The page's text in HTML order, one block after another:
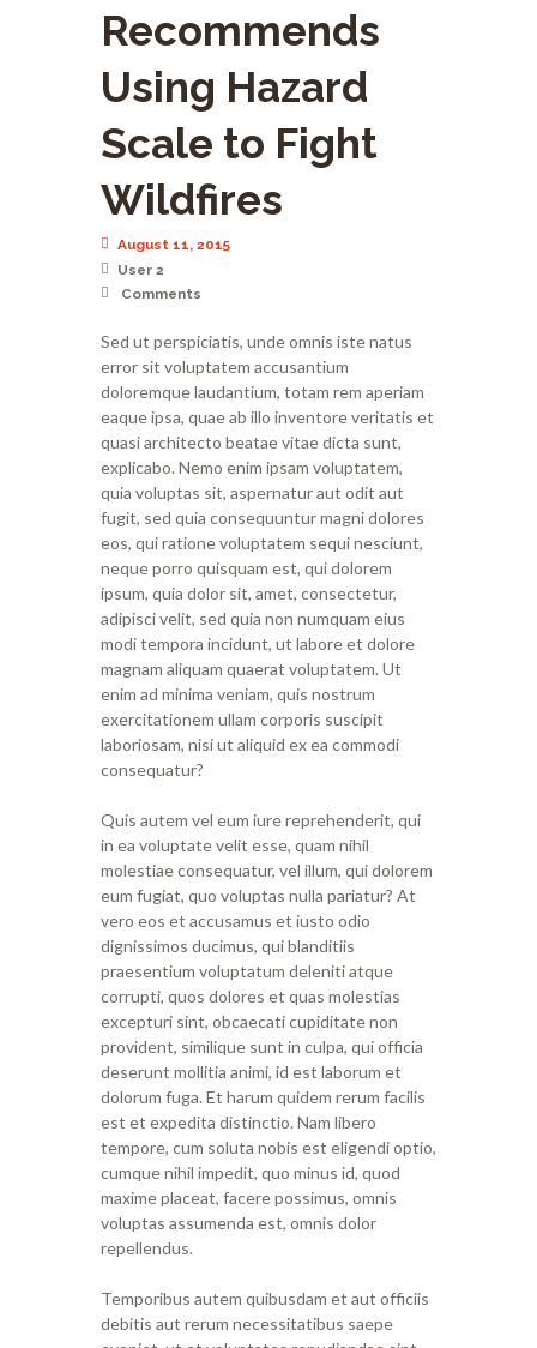
Recommends
Using Hazard
Scale to Fight
Wildfires
August 11, 2015
User 2
Comments
Sed ut perspiciatis, unde omnis iste natus
error sit voluptatem accusantium
doloremque laudantium, totam rem aperiam
eaque ipsa, quae ab illo inventore veritatis et
quasi architecto beatae vitae dicta sunt,
explicabo. Nemo enim ipsam voluptatem,
quia voluptas sit, aspernatur aut odit aut
fugit, sed quia consequuntur magni dolores
eos, qui ratione voluptatem sequi nesciunt,
neque porro quisquam est, qui dolorem
ipsum, quia dolor sit, amet, consectetur,
adipisci velit, sed quia non numquam eius
modi tempora incidunt, ut labore et dolore
magnam aliquam quaerat voluptatem. Ut
enim ad minima veniam, quis nostrum
exercitationem ullam corporis suscipit
laboriosam, nisi ut aliquid ex ea commodi
consequatur?
Quis autem vel eum iure reprehenderit, qui
in ea voluptate velit esse, quam nihil
molestiae consequatur, vel illum, qui dolorem
eum fugiat, quo voluptas nulla pariatur? At
vero eos et accusamus et iusto odio
dignissimos ducimus, qui blanditiis
praesentium voluptatum deleniti atque
corrupti, quos dolores et quas molestias
excepturi sint, obcaecati cupiditate non
provident, similique sunt in culpa, qui officia
deserunt mollitia animi, id est laborum et
dolorum fuga. Et harum quidem rerum facilis
est et expedita distinctio. Nam libero
tempore, cum soluta nobis est eligendi optio,
cumque nihil impedit, quo minus id, quod
maxime placeat, facere possimus, omnis
voluptas assumenda est, omnis dolor
repellendus.
Temporibus autem quibusdam et aut officiis
debitis aut rerum necessitatibus saepe